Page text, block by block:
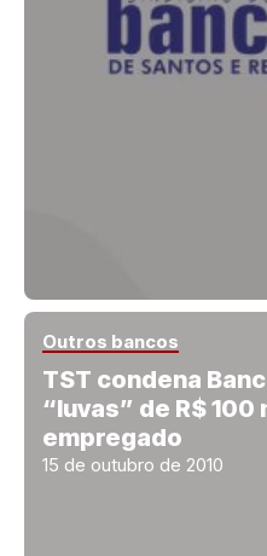
Outros bancos
TST condena
“luvas” de R$ 100
empregado
15 de outubro de 2010